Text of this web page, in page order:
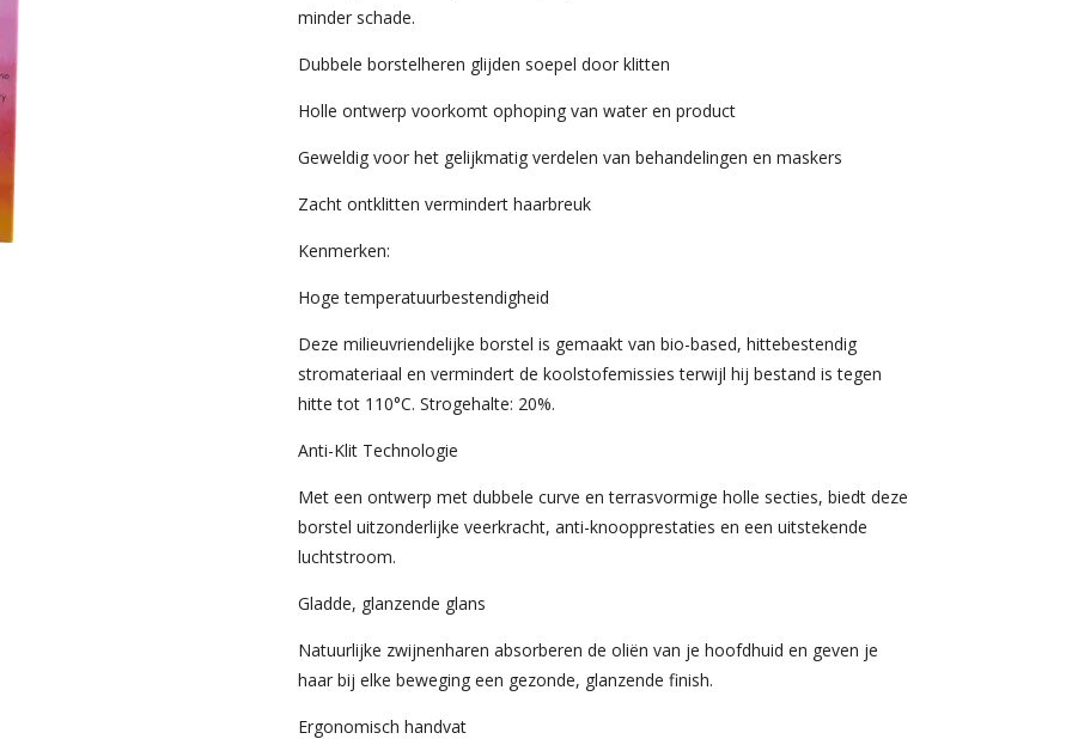
minder schade.
Dubbele borstelheren glijden soepel door klitten
Holle ontwerp voorkomt ophoping van water en product
Geweldig voor het gelijkmatig verdelen van behandelingen en maskers
Zacht ontklitten vermindert haarbreuk
Kenmerken:
Hoge temperatuurbestendigheid
Deze milieuvriendelijke borstel is gemaakt van bio-based, hittebestendig
stromateriaal en vermindert de koolstofemissies terwijl hij bestand is tegen
hitte tot 110°C. Strogehalte: 20%.
Anti-Klit Technologie
Met een ontwerp met dubbele curve en terrasvormige holle secties, biedt deze
borstel uitzonderlijke veerkracht, anti-knoopprestaties en een uitstekende
luchtstroom.
Gladde, glanzende glans
Natuurlijke zwijnenharen absorberen de oliën van je hoofdhuid en geven je
haar bij elke beweging een gezonde, glanzende finish.
Ergonomisch handvat